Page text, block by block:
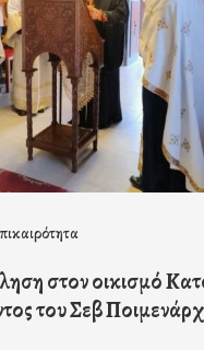
στον οικισμό
του Σεβ